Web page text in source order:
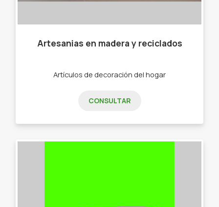
Artesanias en madera y reciclados
Artículos de decoración del hogar
CONSULTAR